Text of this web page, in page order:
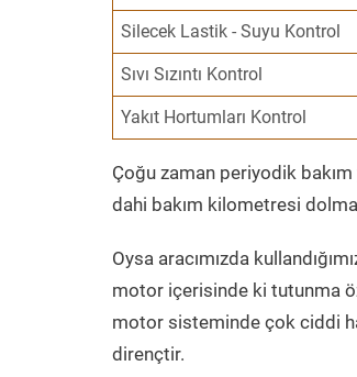
Silecek Lastik - Suyu Kontrol
Sıvı Sızıntı Kontrol
Yakıt Hortumları Kontrol
Çoğu zaman periyodik
dahi bakım kilometresi
Oysa aracımızda
motor içerisinde ki tutunma
motor sisteminde çok ciddi
dirençtir.